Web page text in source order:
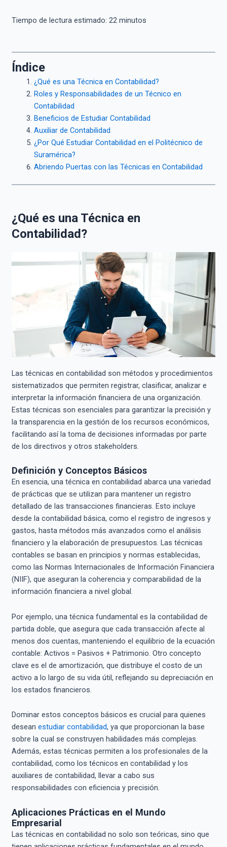
Tiempo de lectura estimado: 22minutos
Índice
¿Qué es una Técnica en Contabilidad?
Roles y Responsabilidades de un Técnico en
Contabilidad
Beneficios de Estudiar Contabilidad
Auxiliar de Contabilidad
¿Por Qué Estudiar Contabilidad en el Politécnico de
Suramérica?
Abriendo Puertas con las Técnicas en Contabilidad
¿Qué es una Técnica en
Contabilidad?
Las técnicas en contabilidad son métodos y procedimientos
sistematizados que permiten registrar, clasificar, analizar e
interpretar la información financiera de una organización.
Estas técnicas son esenciales para garantizar la precisión y
la transparencia en la gestión de los recursos económicos,
facilitando así la toma de decisiones informadas por parte
de los directivos y otros stakeholders.
Definición y Conceptos Básicos
En esencia, una técnica en contabilidad abarca una variedad
de prácticas que se utilizan para mantener un registro
detallado de las transacciones financieras. Esto incluye
desde la contabilidad básica, como el registro de ingresos y
gastos, hasta métodos más avanzados como el análisis
financiero y la elaboración de presupuestos. Las técnicas
contables se basan en principios y normas establecidas,
como las Normas Internacionales de Información Financiera
(NIIF), que aseguran la coherencia y comparabilidad de la
información financiera a nivel global.
Por ejemplo, una técnica fundamental es la contabilidad de
partida doble, que asegura que cada transacción afecte al
menos dos cuentas, manteniendo el equilibrio de la ecuación
contable: Activos = Pasivos + Patrimonio. Otro concepto
clave es el de amortización, que distribuye el costo de un
activo a lo largo de su vida útil, reflejando su depreciación en
los estados financieros.
Dominar estos conceptos básicos es crucial para quienes
desean estudiar contabilidad, ya que proporcionan la base
sobre la cual se construyen habilidades más complejas.
Además, estas técnicas permiten a los profesionales de la
contabilidad, como los técnicos en contabilidad y los
auxiliares de contabilidad, llevar a cabo sus
responsabilidades con eficiencia y precisión.
Aplicaciones Prácticas en el Mundo
Empresarial
Las técnicas en contabilidad no solo son teóricas, sino que